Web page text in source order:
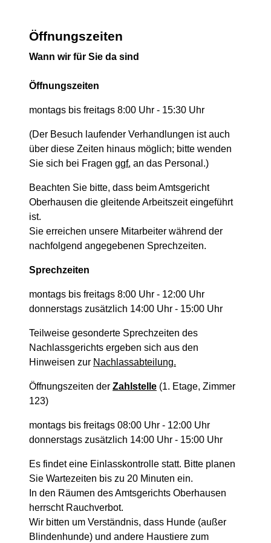
Öffnungszeiten
Wann wir für Sie da sind
Öffnungszeiten
montags bis freitags 8:00 Uhr - 15:30 Uhr
(Der Besuch laufender Verhandlungen ist auch
über diese Zeiten hinaus möglich; bitte wenden
Sie sich bei Fragen ggf. an das Personal.)
Beachten Sie bitte, dass beim Amtsgericht
Oberhausen die gleitende Arbeitszeit eingeführt
ist.
Sie erreichen unsere Mitarbeiter während der
nachfolgend angegebenen Sprechzeiten.
Sprechzeiten
montags bis freitags 8:00 Uhr - 12:00 Uhr
donnerstags zusätzlich 14:00 Uhr - 15:00 Uhr
Teilweise gesonderte Sprechzeiten des
Nachlassgerichts ergeben sich aus den
Hinweisen zur Nachlassabteilung.
Öffnungszeiten der Zahlstelle (1. Etage, Zimmer
123)
montags bis freitags 08:00 Uhr - 12:00 Uhr
donnerstags zusätzlich 14:00 Uhr - 15:00 Uhr
Es findet eine Einlasskontrolle statt. Bitte planen
Sie Wartezeiten bis zu 20 Minuten ein.
In den Räumen des Amtsgerichts Oberhausen
herrscht Rauchverbot.
Wir bitten um Verständnis, dass Hunde (außer
Blindenhunde) und andere Haustiere zum